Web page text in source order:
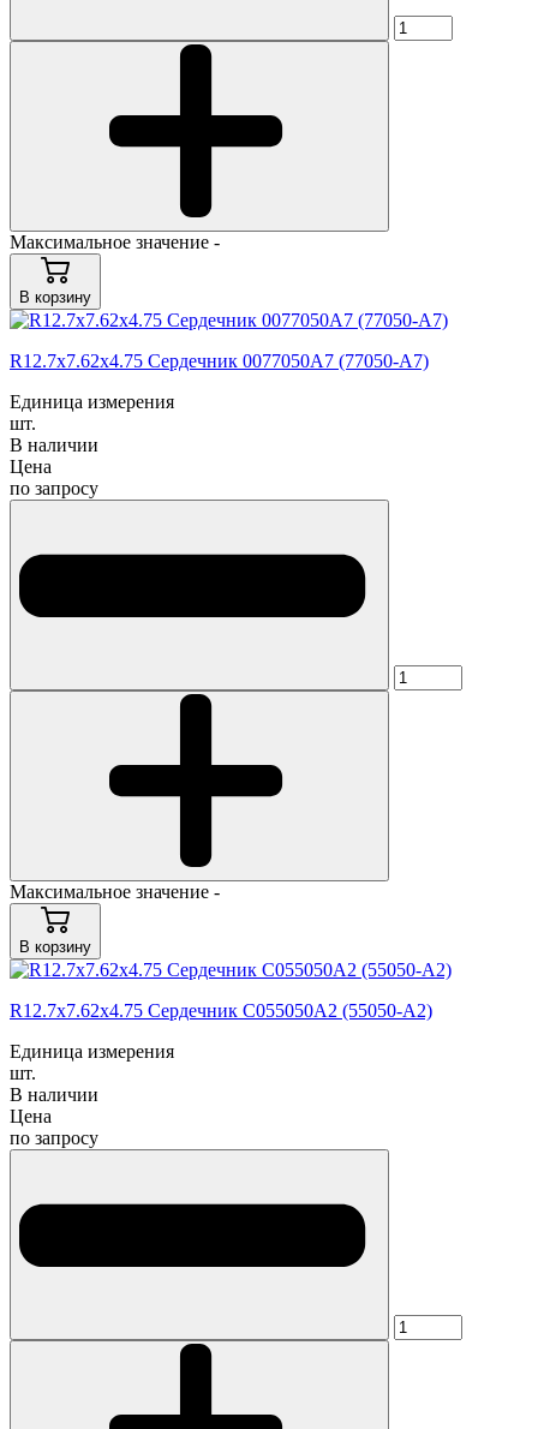
Максимальное значение -
В корзину
R12.7x7.62x4.75 Сердечник 0077050A7 (77050-A7)
Единица измерения
шт.
В наличии
Цена
по запросу
Максимальное значение -
В корзину
R12.7x7.62x4.75 Сердечник C055050A2 (55050-A2)
Единица измерения
шт.
В наличии
Цена
по запросу